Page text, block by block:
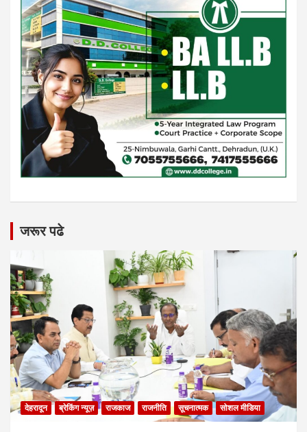
जरूर पढे
देहरादून ब्रेकिंग न्यूज़ राजकाज राजनीति सूचनात्मक सोशल मीडिया